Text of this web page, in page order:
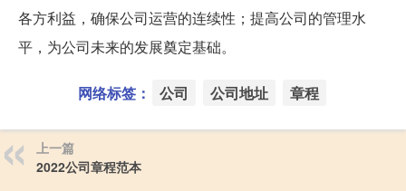
各方利益，确保公司运营的连续性；提高公司的管理水
平，为公司未来的发展奠定基础。
网络标签： 公司 公司地址 章程
上一篇
2022公司章程范本